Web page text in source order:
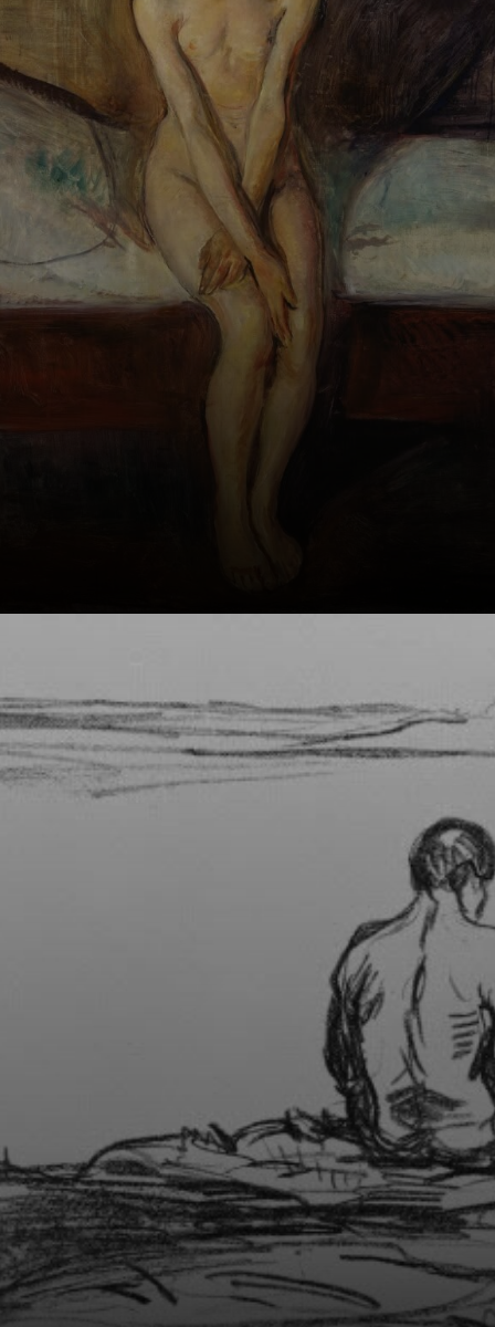
Munch reprend Le
Cri, mais là,
l'angoisse est
même ponton,
profonde, moins
fulgurante mais
percutante.